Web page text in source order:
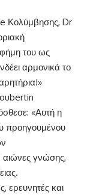
Κολύμβησης, Dr
φήμη του ως
αρμονικά το
«Αυτή η
προηγουμένου
γνώσης,
ερευνητές και